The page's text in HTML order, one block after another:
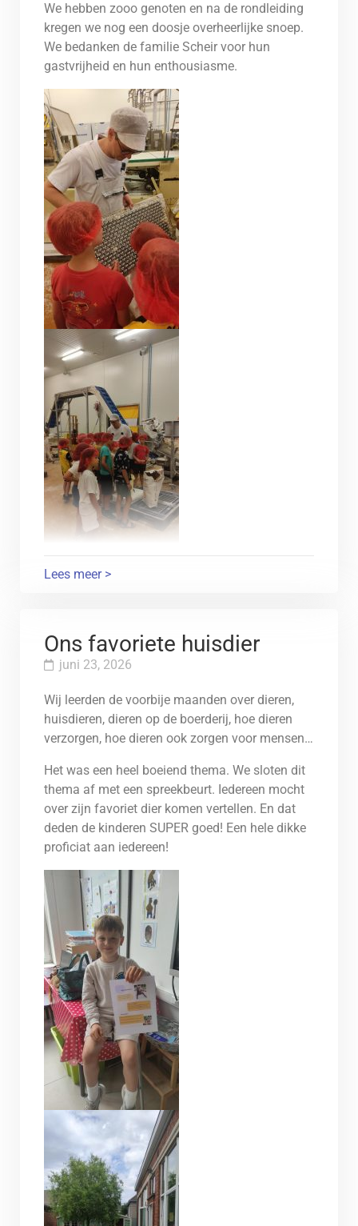
We hebben zooo genoten en na de rondleiding
kregen we nog een doosje overheerlijke snoep.
We bedanken de familie Scheir voor hun
gastvrijheid en hun enthousiasme.
Lees meer >
Ons favoriete huisdier
juni 23, 2026
Wij leerden de voorbije maanden over dieren,
huisdieren, dieren op de boerderij, hoe dieren
verzorgen, hoe dieren ook zorgen voor mensen…
Het was een heel boeiend thema. We sloten dit
thema af met een spreekbeurt. Iedereen mocht
over zijn favoriet dier komen vertellen. En dat
deden de kinderen SUPER goed! Een hele dikke
proficiat aan iedereen!